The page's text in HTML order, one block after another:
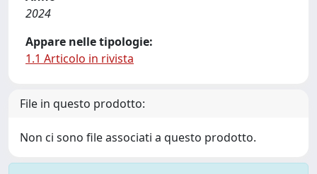
2024
Appare nelle tipologie:
1.1 Articolo in rivista
File in questo prodotto:
Non ci sono file associati a questo prodotto.